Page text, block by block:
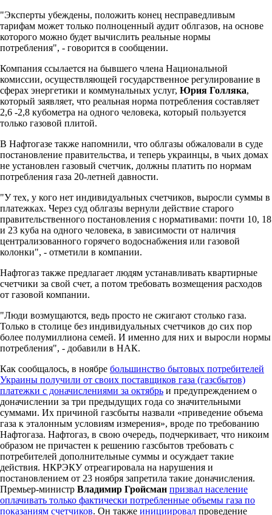
"Эксперты убеждены, положить конец несправедливым
тарифам может только полноценный аудит облгазов, на основе
которого можно будет вычислить реальные нормы
потребления", - говорится в сообщении.
Компания ссылается на бывшего члена Национальной
комиссии, осуществляющей государственное регулирование в
сферах энергетики и коммунальных услуг, Юрия Голляка,
который заявляет, что реальная норма потребления составляет
2,6 -2,8 кубометра на одного человека, который пользуется
только газовой плитой.
В Нафтогазе также напомнили, что облгазы обжаловали в суде
постановление правительства, и теперь украинцы, в чьих домах
не установлен газовый счетчик, должны платить по нормам
потребления газа 20-летней давности.
"У тех, у кого нет индивидуальных счетчиков, выросли суммы в
платежках. Через суд облгазы вернули действие старого
правительственного постановления с нормативами: почти 10, 18
и 23 куба на одного человека, в зависимости от наличия
централизованного горячего водоснабжения или газовой
колонки", - отметили в компании.
Нафтогаз также предлагает людям устанавливать квартирные
счетчики за свой счет, а потом требовать возмещения расходов
от газовой компании.
"Люди возмущаются, ведь просто не сжигают столько газа.
Только в столице без индивидуальных счетчиков до сих пор
более полумиллиона семей. И именно для них и выросли нормы
потребления", - добавили в НАК.
Как сообщалось, в ноябре большинство бытовых потребителей
Украины получили от своих поставщиков газа (газсбытов)
платежки с доначислениями за октябрь и предупреждением о
доначислении за три предыдущих года со значительными
суммами. Их причиной газсбыты назвали «приведение объема
газа к эталонным условиям измерения», вроде по требованию
Нафтогаза. Нафтогаз, в свою очередь, подчеркивает, что никоим
образом не причастен к решению газсбытов требовать с
потребителей дополнительные суммы и осуждает такие
действия. НКРЭКУ отреагировала на нарушения и
постановлением от 23 ноября запретила такие доначисления.
Премьер-министр Владимир Гройсман призвал население
оплачивать только фактически потребленные объемы газа по
показаниям счетчиков. Он также инициировал проведение